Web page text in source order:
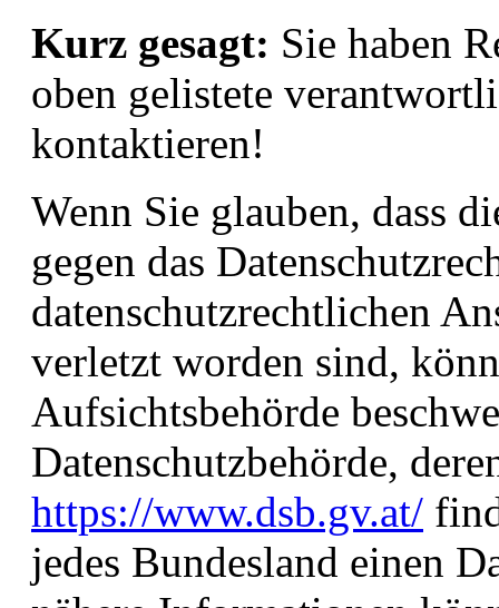
Kurz gesagt: Sie haben
oben gelistete
kontaktieren!
Wenn Sie glauben, dass
gegen das
datenschutzrechtlichen
verletzt worden sind,
Aufsichtsbehörde
Datenschutzbehörde,
https://www.dsb.gv.at/
jedes Bundesland einen